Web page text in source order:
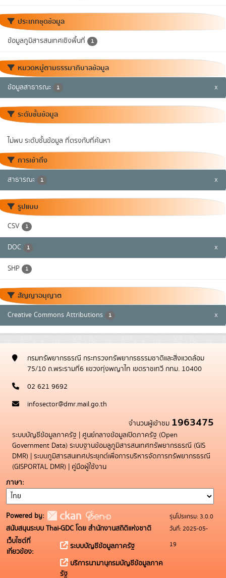
ประเภทชุดข้อมูล
ข้อมูลภูมิสารสนเทศเชิงพื้นที่ 1
หมวดหมู่ตามธรรมาภิบาลข้อมูล
ข้อมูลสาธารณะ 1 x
ระดับชั้นข้อมูล
ไม่พบ ระดับชั้นข้อมูล ที่ตรงกับที่ค้นหา
การเข้าถึง
สาธารณะ 1 x
รูปแบบ
CSV 1
DOC 1 x
SHP 1
สัญญาอนุญาต
Creative Commons Attributions 1 x
กรมทรัพยากรธรณี กระทรวงทรัพยากรธรรมชาติและสิ่งแวดล้อม
75/10 ถ.พระรามที่6 แขวงทุ่งพญาไท เขตราชเทวี กทม. 10400
02 621 9692
infosector@dmr.mail.go.th
จำนวนผู้เข้าชม 1963475
ระบบบัญชีข้อมูลภาครัฐ | ศูนย์กลางข้อมูลเปิดภาครัฐ (Open
Government Data) ระบบฐานข้อมลูภูมิสารสนเทศทรัพยากรธรณี (GIS
DMR) | ระบบภูมิสารสนเทศประยุกต์เพื่อการบริหารจัดการทรัพยากรธรณี
(GISPORTAL DMR) | คู่มือผู้ใช้งาน
ภาษา
Powered by:
สนับสนุนระบบ Thai-GDC โดย สำนักงานสถิติแห่งชาติ
เว็บไซต์ที่
เกี่ยวข้อง:
ระบบบัญชีข้อมูลภาครัฐ
บริการนามานุกรมบัญชีข้อมูลภาค
รัฐ
รุ่นโปรแกรม: 3.0.0
วันที่: 2025-05-
19